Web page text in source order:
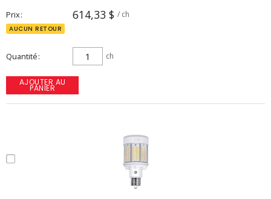
Prix 614,33 $ / ch
AUCUN RETOUR
Quantité ch
AJOUTER AU
PANIER